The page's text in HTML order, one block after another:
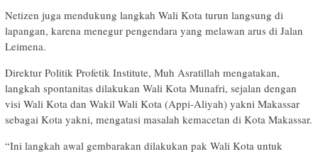
Netizen juga mendukung langkah Wali Kota turun langsung di
lapangan, karena menegur pengendara yang melawan arus di Jalan
Leimena.
Direktur Politik Profetik Institute, Muh Asratillah mengatakan,
langkah spontanitas dilakukan Wali Kota Munafri, sejalan dengan
visi Wali Kota dan Wakil Wali Kota (Appi-Aliyah) yakni Makassar
sebagai Kota yakni, mengatasi masalah kemacetan di Kota Makassar.
“Ini langkah awal gembarakan dilakukan pak Wali Kota untuk